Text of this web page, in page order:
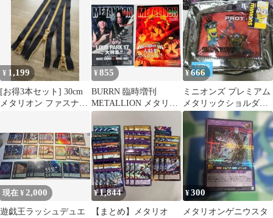
¥ 1,199
[お得3本セット] 30cm
メタリオン ファスナー
¥855
BURRN 臨時増刊
METALLION メタリオ
ン vol.61,62 セット
¥666
ミニオンズ プレミアム
メタリックショルダー
バッグ③
現在 ¥2,000
遊戯王ラッシュデュエ
¥1,844
【まとめ】メタリオ
¥300
メタリオンゲニウスタ